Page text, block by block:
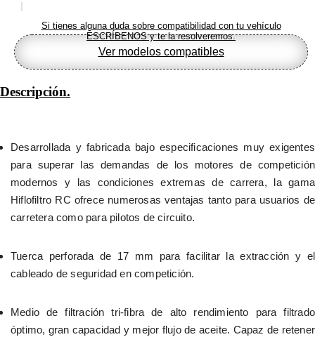
Si tienes alguna duda sobre compatibilidad con tu vehículo
ESCRÍBENOS y te la resolveremos.
Ver modelos compatibles
Descripción.
Desarrollada y fabricada bajo especificaciones muy exigentes
para superar las demandas de los motores de competición
modernos y las condiciones extremas de carrera, la gama
Hiflofiltro RC ofrece numerosas ventajas tanto para usuarios de
carretera como para pilotos de circuito.
Tuerca perforada de 17 mm para facilitar la extracción y el
cableado de seguridad en competición.
Medio de filtración tri-fibra de alto rendimiento para filtrado
óptimo, gran capacidad y mejor flujo de aceite. Capaz de retener